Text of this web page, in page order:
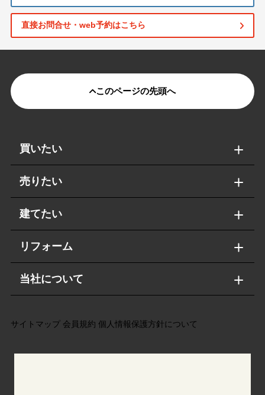
直接お問合せ・web予約はこちら
このページの先頭へ
買いたい
売りたい
建てたい
リフォーム
当社について
サイトマップ 会員規約 個人情報保護方針について